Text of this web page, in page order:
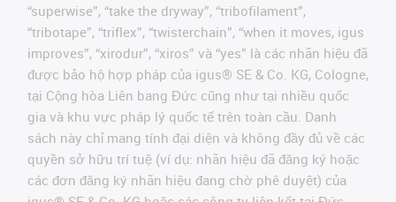
“superwise”, “take the dryway”, “tribofilament”,
“tribotape”, “triflex”, “twisterchain”, “when it moves, igus
improves”, “xirodur”, “xiros” và “yes” là các nhãn hiệu đã
được bảo hộ hợp pháp của igus® SE & Co. KG, Cologne,
tại Cộng hòa Liên bang Đức cũng như tại nhiều quốc
gia và khu vực pháp lý quốc tế trên toàn cầu. Danh
sách này chỉ mang tính đại diện và không đầy đủ về các
quyền sở hữu trí tuệ (ví dụ: nhãn hiệu đã đăng ký hoặc
các đơn đăng ký nhãn hiệu đang chờ phê duyệt) của